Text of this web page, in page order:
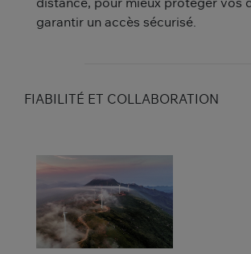
distance, pour mieux protéger vos
garantir un accès sécurisé.
FIABILITÉ ET COLLABORATION